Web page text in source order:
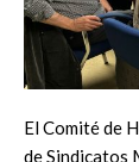
El Comité de
de Sindicatos